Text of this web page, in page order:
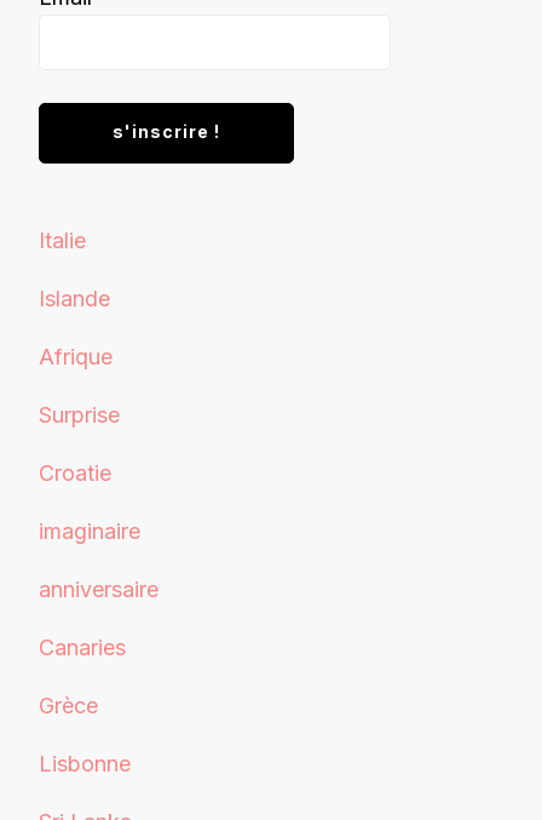
Italie
Islande
Afrique
Surprise
Croatie
imaginaire
anniversaire
Canaries
Grèce
Lisbonne